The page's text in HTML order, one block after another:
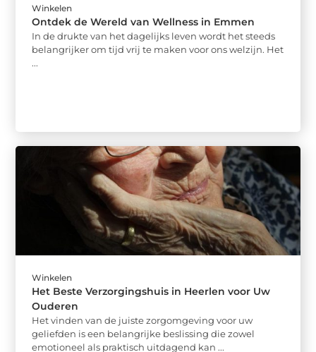
Winkelen
Ontdek de Wereld van Wellness in Emmen
In de drukte van het dagelijks leven wordt het steeds
belangrijker om tijd vrij te maken voor ons welzijn. Het
...
Winkelen
Het Beste Verzorgingshuis in Heerlen voor Uw
Ouderen
Het vinden van de juiste zorgomgeving voor uw
geliefden is een belangrijke beslissing die zowel
emotioneel als praktisch uitdagend kan ...